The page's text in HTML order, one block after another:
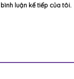
luận kế tiếp của tôi.